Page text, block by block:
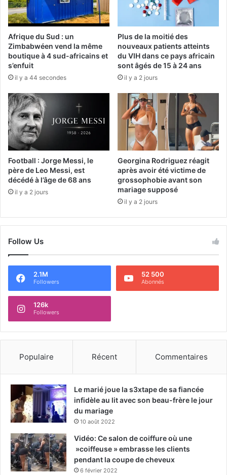
Afrique du Sud : un
Zimbabwéen vend la même
boutique à 4 sud-africains et
s’enfuit
il y a 44 secondes
Plus de la moitié des
nouveaux patients atteints
du VIH dans ce pays africain
sont âgés de 15 à 24 ans
il y a 2 jours
Football : Jorge Messi, le
père de Leo Messi, est
décédé à l’âge de 68 ans
il y a 2 jours
Georgina Rodriguez réagit
après avoir été victime de
grossophobie avant son
mariage supposé
il y a 2 jours
Follow Us
2.1M
Followers
52 500
Abonnés
126k
Followers
Populaire Récent Commentaires
Le marié joue la s3xtape de sa fiancée
infidèle au lit avec son beau-frère le jour
du mariage
10 août 2022
Vidéo: Ce salon de coiffure où une
»coiffeuse » embrasse les clients
pendant la coupe de cheveux
6 février 2022